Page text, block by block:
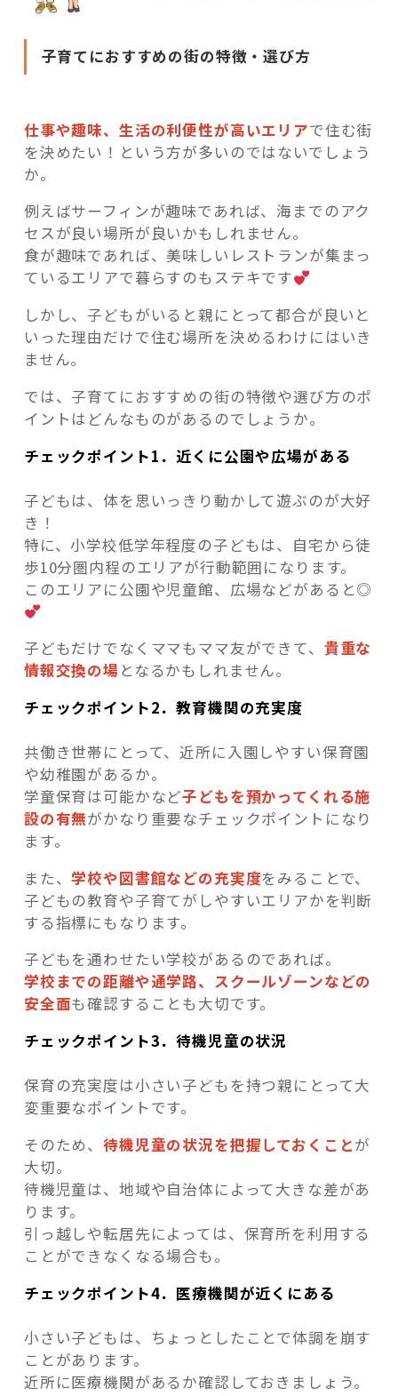
子育てにおすすめの街の特徴・選び方
仕事や趣味、生活の利便性が高いエリアで住む街
を決めたい！という方が多いのではないでしょう
か。
例えばサーフィンが趣味であれば、海までのアク
セスが良い場所が良いかもしれません。
食が趣味であれば、美味しいレストランが集まっ
ているエリアで暮らすのもステキです
しかし、子どもがいると親にとって都合が良いと
いった理由だけで住む場所を決めるわけにはいき
ません。
では、子育てにおすすめの街の特徴や選び方のポ
イントはどんなものがあるのでしょうか。
チェックポイント1．近くに公園や広場がある
子どもは、体を思いっきり動かして遊ぶのが大好
き！
特に、小学校低学年程度の子どもは、自宅から徒
歩10分圏内程のエリアが行動範囲になります。
このエリアに公園や児童館、広場などがあると◎
子どもだけでなくママもママ友ができて、 貴重な
情報交換の場 となるかもしれません。
チェックポイント2．教育機関の充実度
共働き世帯にとって、近所に入園しやすい保育園
や幼稚園があるか。
学童保育は可能かなど子どもを預かってくれる施
設の有無がかなり重要なチェックポイントになり
ます。
また、学校や図書館などの充実度をみることで、
子どもの教育や子育てがしやすいエリアかを判断
する指標にもなります。
子どもを通わせたい学校があるのであれば。
学校までの距離や通学路、スクールゾーンなどの
安全面も確認することも大切です。
チェックポイント3．待機児童の状況
保育の充実度は小さい子どもを持つ親にとって大
変重要なポイントです。
そのため、待機児童の状況を把握しておくことが
大切。
待機児童は、地域や自治体によって大きな差があ
ります。
引っ越しや転居先によっては、保育所を利用する
ことができなくなる場合も。
チェックポイント4．医療機関が近くにある
小さい子どもは、ちょっとしたことで体調を崩す
ことがあります。
近所に医療機関があるか確認しておきましょう。